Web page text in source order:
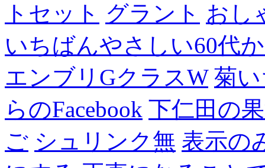
トセット グラント おし
いちばんやさしい60代
エンブリGクラスW 菊
らのFacebook 下仁田の
ご シュリンク無 表示の